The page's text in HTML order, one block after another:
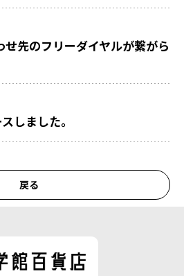
せ先のフリーダイヤルが繋がら
しました。